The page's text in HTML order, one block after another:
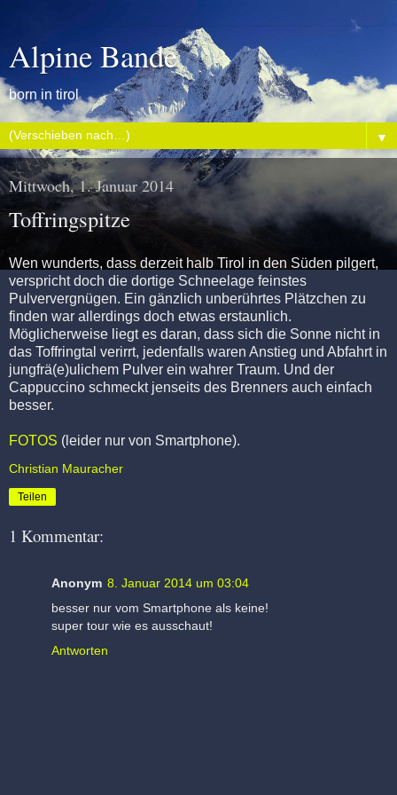
Alpine Bande
born in tirol
▼
Mittwoch, 1. Januar 2014
Toffringspitze
Wen wunderts, dass derzeit halb Tirol in den Süden pilgert,
verspricht doch die dortige Schneelage feinstes
Pulververgnügen. Ein gänzlich unberührtes Plätzchen zu
finden war allerdings doch etwas erstaunlich.
Möglicherweise liegt es daran, dass sich die Sonne nicht in
das Toffringtal verirrt, jedenfalls waren Anstieg und Abfahrt in
jungfrä(e)ulichem Pulver ein wahrer Traum. Und der
Cappuccino schmeckt jenseits des Brenners auch einfach
besser.
FOTOS (leider nur von Smartphone).
Christian Mauracher
Teilen
1 Kommentar:
Anonym 8. Januar 2014 um 03:04
besser nur vom Smartphone als keine!
super tour wie es ausschaut!
Antworten